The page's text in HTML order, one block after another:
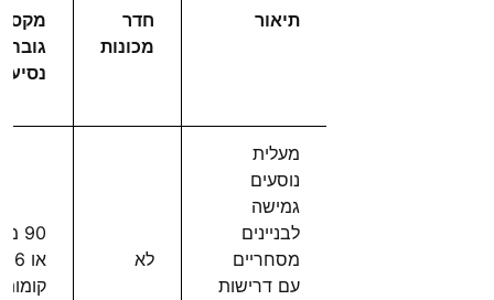
תיאור
חדר
מכונות
גובה
מעלית
נוסעים
גמישה
לבניינים
מסחריים
עם דרישות
לא
90
או 36
קומות